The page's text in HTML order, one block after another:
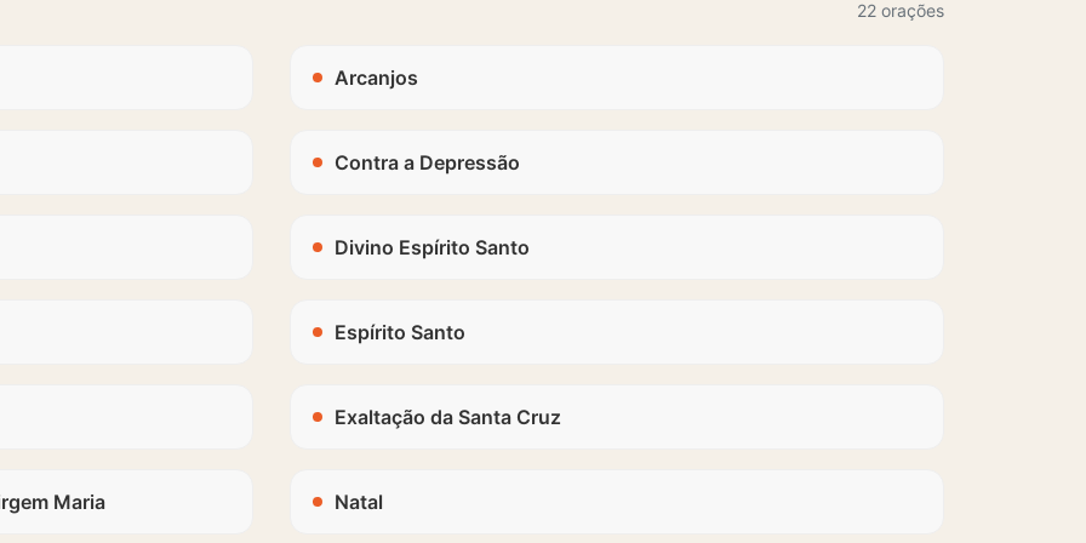
22 orações
Arcanjos
Contra a Depressão
Divino Espírito Santo
Espírito Santo
Exaltação da Santa Cruz
Maria Natal